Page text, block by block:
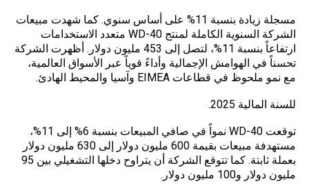
مسجلة زيادة بنسبة 11% على أساس سنوي. كما شهدت مبيعات
الشركة السنوية الكاملة لمنتج WD-40 متعدد الاستخدامات
ارتفاعاً بنسبة 11%، لتصل إلى 453 مليون دولار. أظهرت الشركة
تحسناً في الهوامش الإجمالية وأداءً قوياً عبر الأسواق العالمية،
مع نمو ملحوظ في قطاعات EIMEA وآسيا والمحيط الهادئ.
للسنة المالية 2025.
توقعت WD-40 نمواً في صافي المبيعات بنسبة 6% إلى 11%،
مستهدفة مبيعات بقيمة 600 مليون دولار إلى 630 مليون دولار
بعملة ثابتة. كما تتوقع الشركة أن يتراوح دخلها التشغيلي بين 95
مليون دولار و100 مليون دولار.